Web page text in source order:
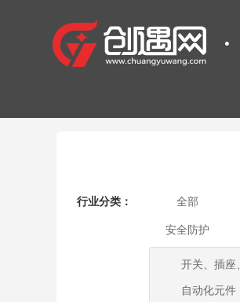
行业分类： 全部
安全防护
开关、插座
自动化元件